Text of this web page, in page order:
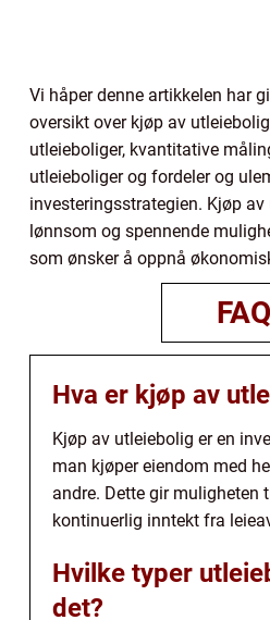
Vi håper denne artikkelen har
oversikt over kjøp av
utleieboliger, kvantitative
utleieboliger og fordeler og
investeringsstrategien. Kjøp
lønnsom og spennende
som ønsker å oppnå
FAQ
Hva er kjøp av
Kjøp av utleiebolig er en
man kjøper eiendom med
andre. Dette gir muligheten
kontinuerlig inntekt fra
Hvilke typer
det?